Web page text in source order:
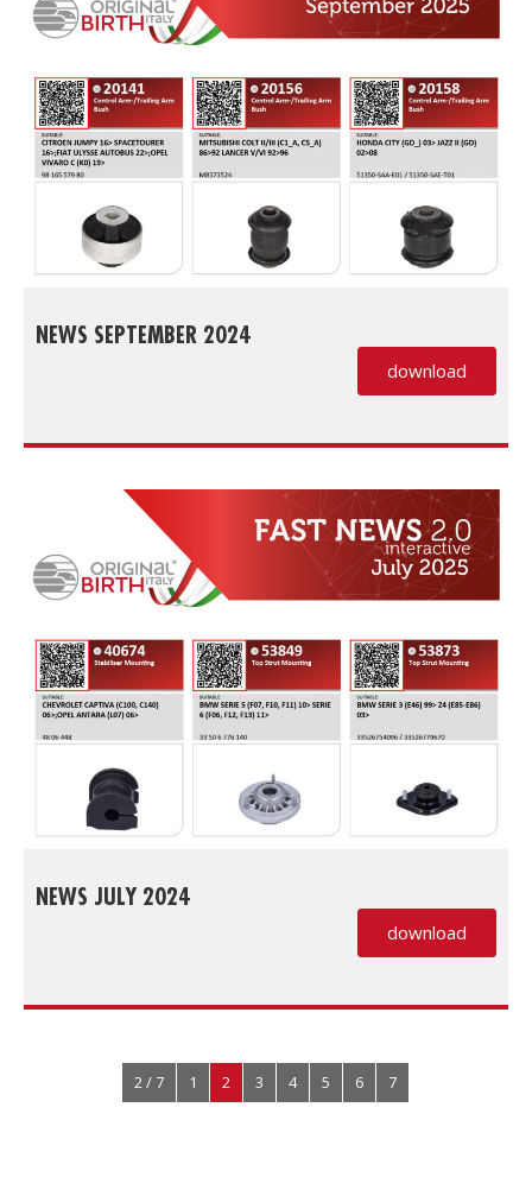
NEWS SEPTEMBER 2024
download
(PDF, si
NEWS JULY 2024
download
(PDF, si
2 / 7 1 2 3 4 5 6 7